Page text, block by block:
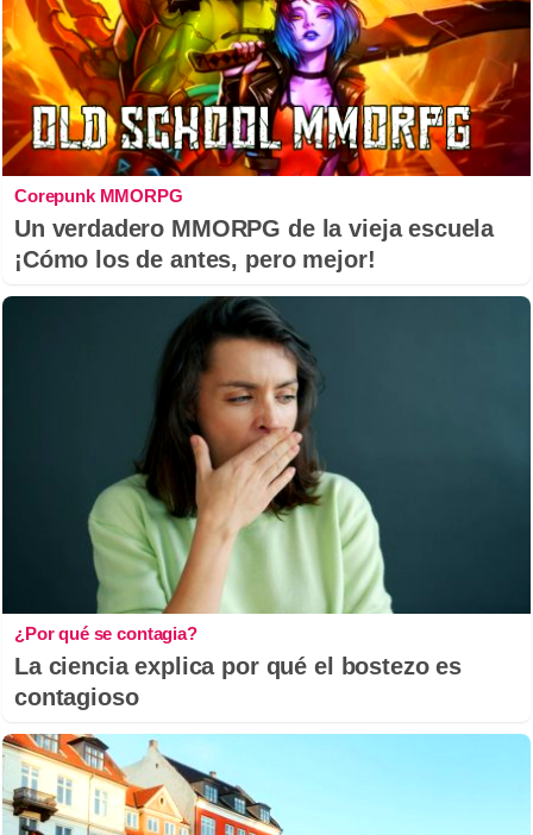
Corepunk MMORPG
Un verdadero MMORPG de la vieja escuela
¡Cómo los de antes, pero mejor!
¿Por qué se contagia?
La ciencia explica por qué el bostezo es
contagioso